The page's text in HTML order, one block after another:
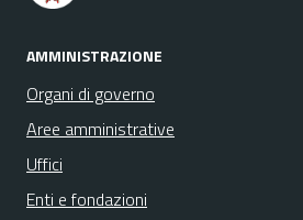
AMMINISTRAZIONE
Organi di governo
Aree amministrative
Uffici
Enti e fondazioni